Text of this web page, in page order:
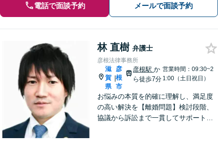
電話で面談予約 メールで面談予約
林 直樹 弁護士
彦根法律事務所
滋
賀
県
|
彦
根
市
彦根駅か
ら徒歩7分
営業時間：09:30~2
1:00（土日祝日）
お悩みの本質を的確に理解し、満足度
の高い解決を【離婚問題】検討段階、
協議から訴訟まで一貫してサポート